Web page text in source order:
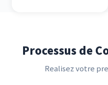
Processus de
Realisez votre